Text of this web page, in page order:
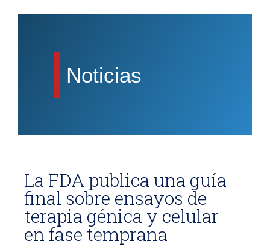
Noticias
La FDA publica una guía
final sobre ensayos de
terapia génica y celular
en fase temprana